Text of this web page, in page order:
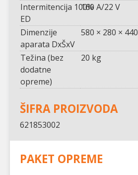
Intermitencija 100%
ED
160 A/22 V
Dimenzije
aparata DxŠxV
580 × 280 × 440
Težina (bez
dodatne
opreme)
20 kg
ŠIFRA PROIZVODA
621853002
PAKET OPREME